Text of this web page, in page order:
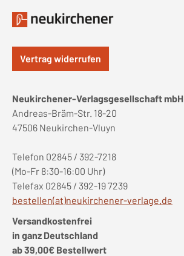
Vertrag widerrufen
Neukirchener-Verlagsgesellschaft mbH
Andreas-Bräm-Str. 18-20
47506 Neukirchen-Vluyn
Telefon 02845 / 392-7218
(Mo-Fr 8:30-16:00 Uhr)
Telefax 02845 / 392-19 7239
bestellen(at)neukirchener-verlage.de
Versandkostenfrei
in ganz Deutschland
ab 39,00€ Bestellwert